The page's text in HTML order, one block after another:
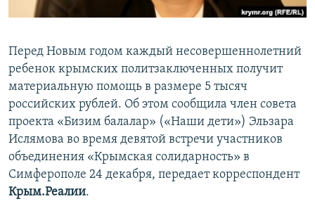
ELIFBE
Все сайты RFE/RL
Перед Новым годом каждый несовершеннолетний
ребенок крымских политзаключенных получит
материальную помощь в размере 5 тысяч
российских рублей. Об этом сообщила член совета
проекта «Бизим балалар» («Наши дети») Эльзара
Ислямова во время девятой встречи участников
объединения «Крымская солидарность» в
Симферополе 24 декабря, передает корреспондент
Крым.Реалии.